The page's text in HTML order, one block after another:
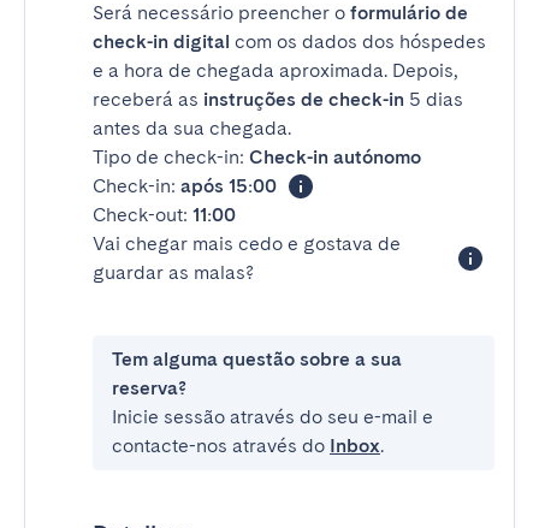
Será necessário preencher o formulário de
check-in digital com os dados dos hóspedes
e a hora de chegada aproximada. Depois,
receberá as instruções de check-in 5 dias
antes da sua chegada.
Tipo de check-in: Check-in autónomo
Check-in: após 15:00
Check-out: 11:00
Vai chegar mais cedo e gostava de
guardar as malas?
Tem alguma questão sobre a sua
reserva?
Inicie sessão através do seu e-mail e
contacte-nos através do Inbox.